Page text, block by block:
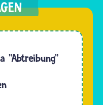
"Abtreibung"